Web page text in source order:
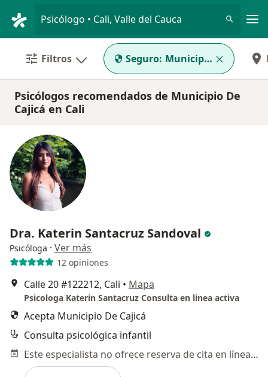
Psicólogo • Cali, Valle del Cauca
Filtros Seguro: Municipio De Cajicá
Psicólogos recomendados de Municipio De
Cajicá en Cali
Dra. Katerin Santacruz Sandoval
Psicóloga · Ver más
12 opiniones
Calle 20 #122212, Cali • Mapa
Psicologa Katerin Santacruz Consulta en linea activa
Acepta Municipio De Cajicá
Consulta psicológica infantil
Este especialista no ofrece reserva de cita en línea en esta dirección.